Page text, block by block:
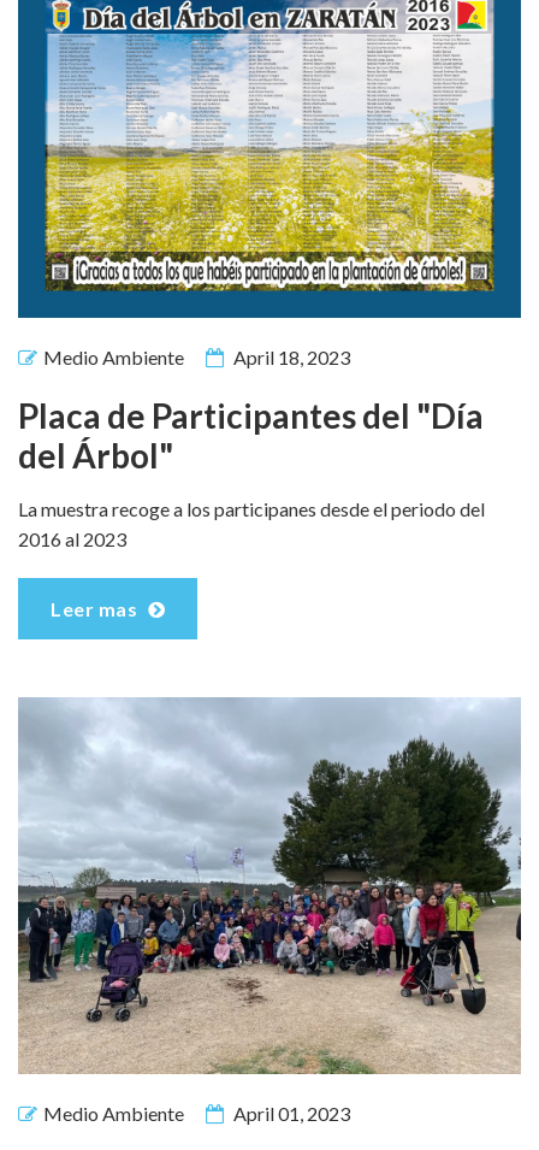
Medio Ambiente April 18, 2023
Placa de Participantes del "Día
del Árbol"
La muestra recoge a los participanes desde el periodo del
2016 al 2023
Leer mas
Medio Ambiente April 01, 2023